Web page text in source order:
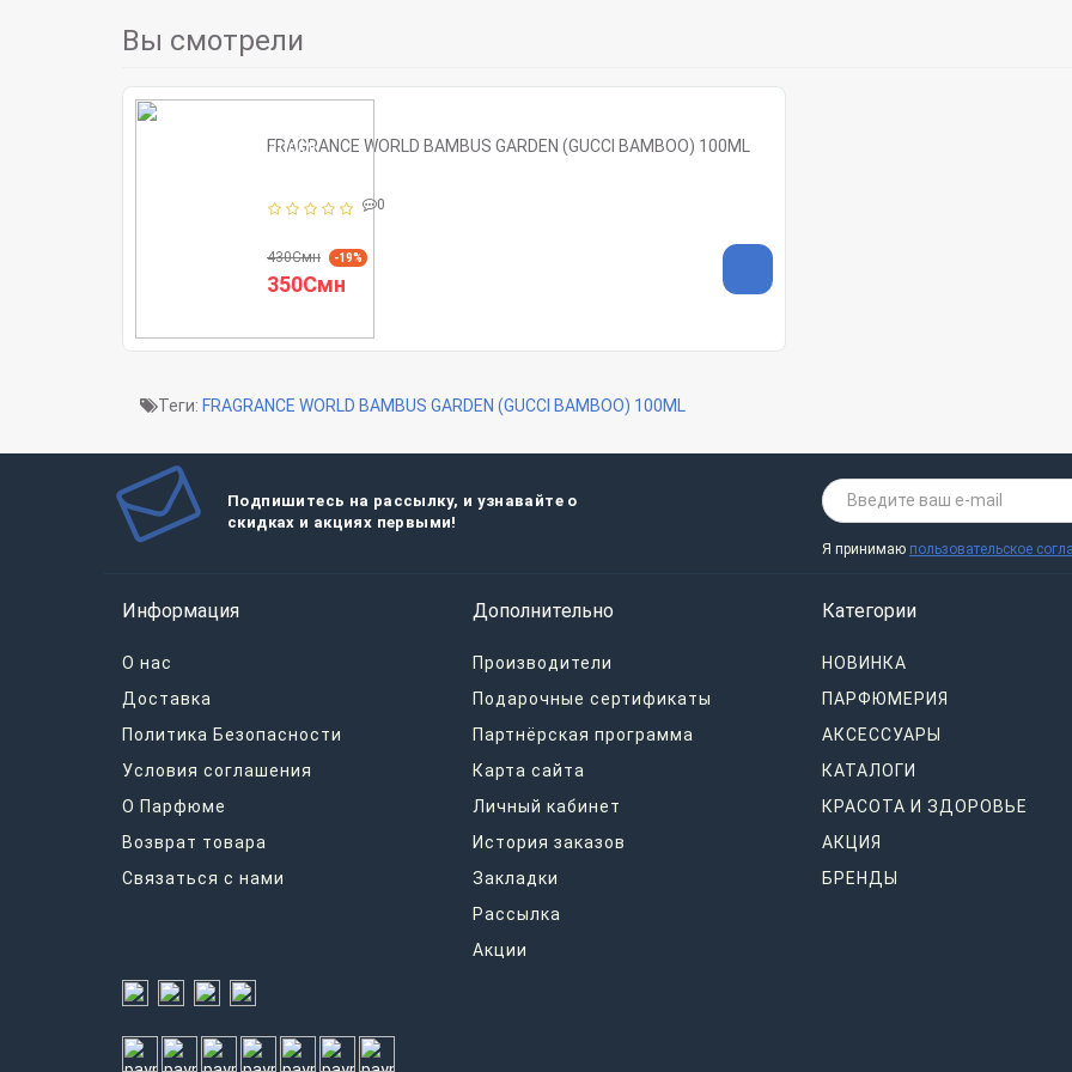
Вы смотрели
FRAGRANCE WORLD BAMBUS GARDEN (GUCCI BAMBOO) 100ML
0
430Смн -19%
350Смн
Теги: FRAGRANCE WORLD BAMBUS GARDEN (GUCCI BAMBOO) 100ML
Подпишитесь на рассылку, и узнавайте о
скидках и акциях первыми!
Я принимаю пользовательское
Информация
О нас
Доставка
Политика Безопасности
Условия соглашения
О Парфюме
Возврат товара
Связаться с нами
Дополнительно
Производители
Подарочные сертификаты
Партнёрская программа
Карта сайта
Личный кабинет
История заказов
Закладки
Рассылка
Акции
Категории
НОВИНКА
ПАРФЮМЕРИЯ
АКСЕССУАРЫ
КАТАЛОГИ
КРАСОТА И ЗДОРОВЬЕ
АКЦИЯ
БРЕНДЫ